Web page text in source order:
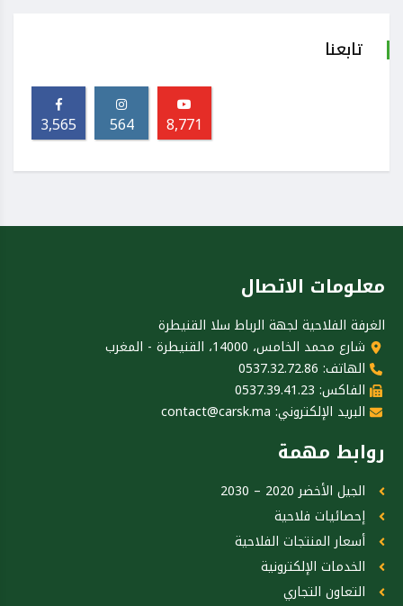
تابعنا
3,565 564 8,771
معلومات الاتصال
الغرفة الفلاحية لجهة الرباط سلا القنيطرة
شارع محمد الخامس، 14000، القنيطرة - المغرب
الهاتف: 0537.32.72.86
الفاكس: 0537.39.41.23
البريد الإلكتروني: contact@carsk.ma
روابط مهمة
الجيل الأخضر 2020 – 2030
إحصائيات فلاحية
أسعار المنتجات الفلاحية
الخدمات الإلكترونية
التعاون التجاري